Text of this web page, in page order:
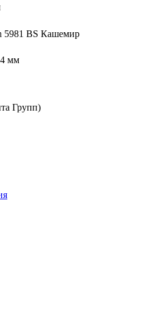
5981 BS Кашемир
Групп)